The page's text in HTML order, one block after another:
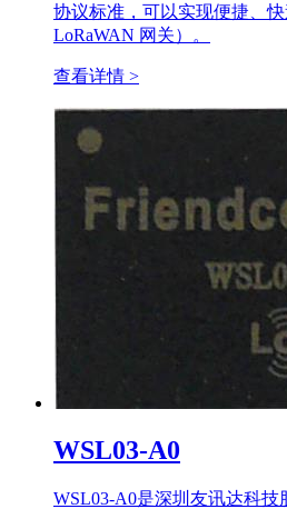
协议标准，可以实现便捷、
LoRaWAN 网关）。
查看详情 >
WSL03-A0
WSL03-A0是深圳友讯达科